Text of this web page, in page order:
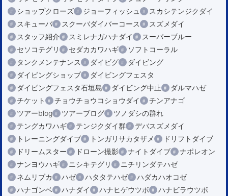
ショップクローズ
ジョーフィッシュ
スカシテンジクダイ
スキューバ
スクーバダイバーコース
スズメダイ
スタッフ紹介
スミレナガハナダイ
スーパーブルー
セソコテグリ
セダカカワハギ
ソフトコーラル
タンクメンテナンス
ダイビグ
ダイビング
ダイビングショップ
ダイビングフェスタ
ダイビングフェスタ石垣島
ダイビング中止
ダルマハゼ
チケット
チョウチョウコショウダイ
チンアナゴ
ツアーblog
ツアーブログ
ツノダシの群れ
テングカワハギ
テンジクダイ群
デバスズメダイ
トレーニングダイブ
トンガリサカタザメ
ドリフトダイブ
ドリームスター
ドローン撮影 ナイトダイブ
ナポレオン
ナンヨウハギ
ニシキテグリ
ニチリンダテハゼ
ネムリブカ
ハゼ ハタタテハゼ
ハダカハオコゼ
ハナゴンベ
ハナダイ ハナヒゲウツボ
ハナビラウツボ